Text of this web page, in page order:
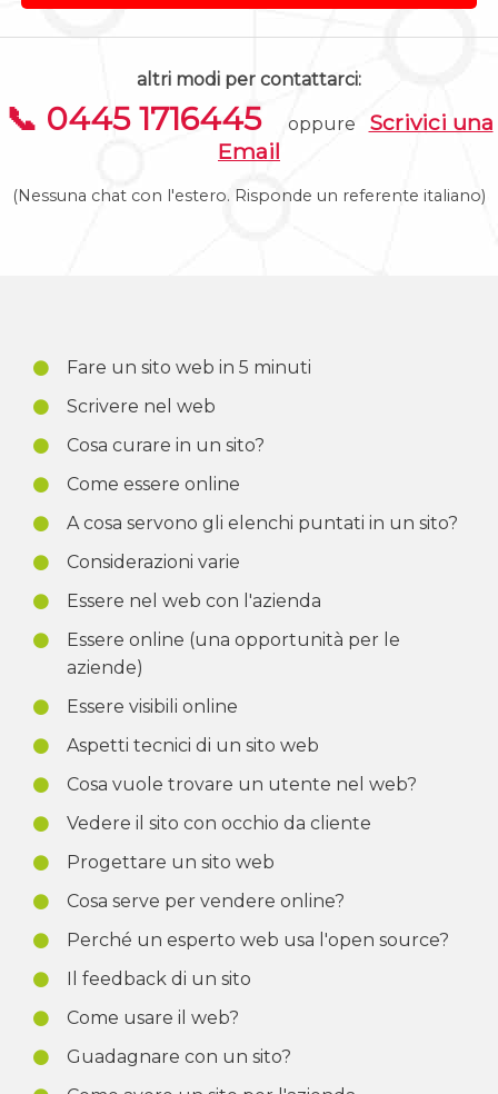
altri modi per contattarci:
📞 0445 1716445 oppure Scrivici una
Email
(Nessuna chat con l'estero. Risponde un referente italiano)
Fare un sito web in 5 minuti
Scrivere nel web
Cosa curare in un sito?
Come essere online
A cosa servono gli elenchi puntati in un sito?
Considerazioni varie
Essere nel web con l'azienda
Essere online (una opportunità per le
aziende)
Essere visibili online
Aspetti tecnici di un sito web
Cosa vuole trovare un utente nel web?
Vedere il sito con occhio da cliente
Progettare un sito web
Cosa serve per vendere online?
Perché un esperto web usa l'open source?
Il feedback di un sito
Come usare il web?
Guadagnare con un sito?